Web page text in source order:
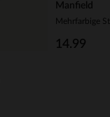
Manfield
Mehrfarbige
14.99